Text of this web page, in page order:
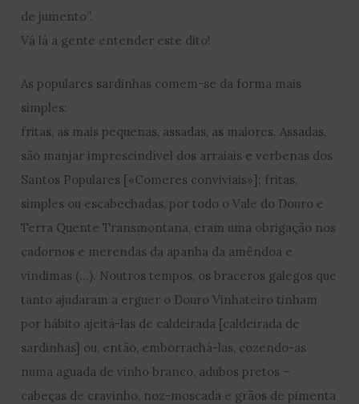
de jumento”.
Vá lá a gente entender este dito!
As populares sardinhas comem-se da forma mais
simples:
fritas, as mais pequenas, assadas, as maiores. Assadas,
são manjar imprescindível dos arraiais e verbenas dos
Santos Populares [«Comeres conviviais»]; fritas,
simples ou escabechadas, por todo o Vale do Douro e
Terra Quente Transmontana, eram uma obrigação nos
cadornos e merendas da apanha da amêndoa e
vindimas (…). Noutros tempos, os braceros galegos que
tanto ajudaram a erguer o Douro Vinhateiro tinham
por hábito ajeitá-las de caldeirada [caldeirada de
sardinhas] ou, então, emborrachá-las, cozendo-as
numa aguada de vinho branco, adubos pretos –
cabeças de cravinho, noz-moscada e grãos de pimenta